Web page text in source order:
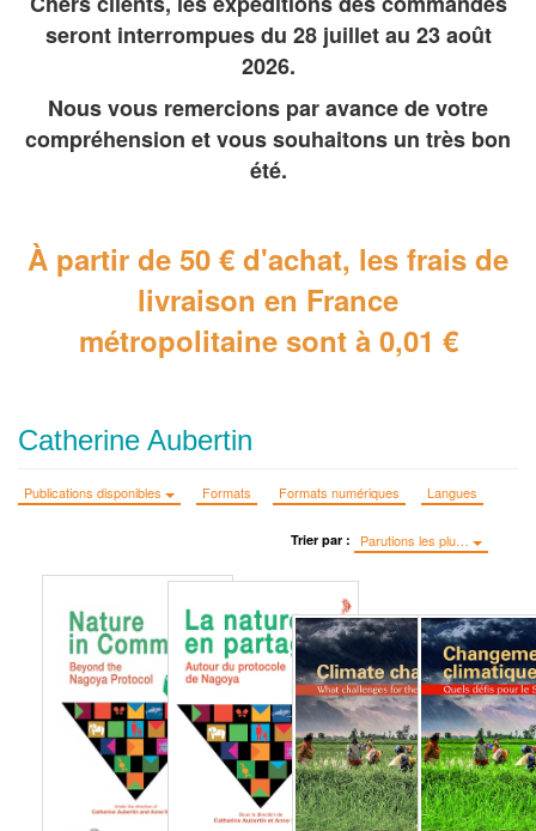
seront interrompues du 28 juillet au 23 août
2026.
Nous vous remercions par avance de votre
compréhension et vous souhaitons un très bon
été.
À partir de 50 € d'achat, les frais de
livraison en France
métropolitainesont à 0,01 €
Catherine Aubertin
Publications disponibles Formats Formats numériques Langues
Trier par : Parutions les plu…